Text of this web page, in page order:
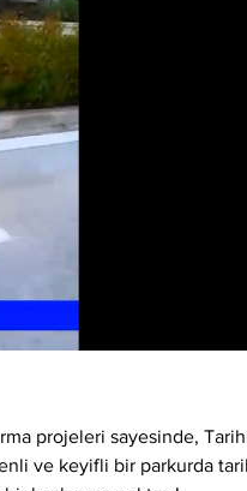
projeleri sayesinde,
ve keyifli bir parkurda